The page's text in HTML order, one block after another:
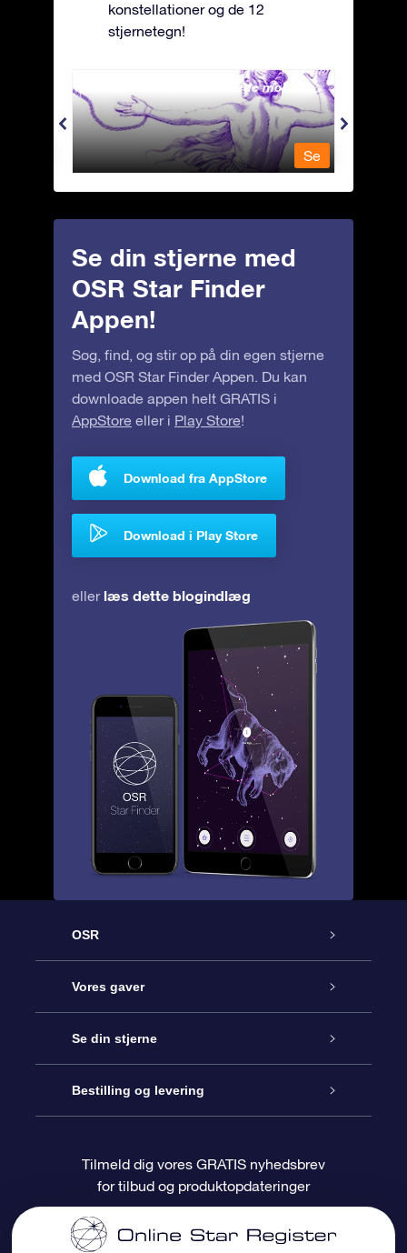
konstellationer og de 12
stjernetegn!
Andromeda - Den lænkede mø
Se
Se din stjerne med
OSR Star Finder
Appen!
Søg, find, og stir op på din egen stjerne
med OSR Star Finder Appen. Du kan
downloade appen helt GRATIS i
AppStore eller i Play Store!
Download fra AppStore
Download i Play Store
eller læs dette blogindlæg
OSR
Kundeservice
Kontakt os
Bloggen
Anmeldelser
Vores gaver
Online Stjernegave
OSR Gavepakke
OSR Gavekortet
Firmagaver
Se din stjerne
Star Register
Personliggjort Stjerneside
One Million Stars
Bestilling og levering
Betalingsinformation
Forsendelsesoplysninger
Tilmeld dig vores GRATIS nyhedsbrev
for tilbud og produktopdateringer